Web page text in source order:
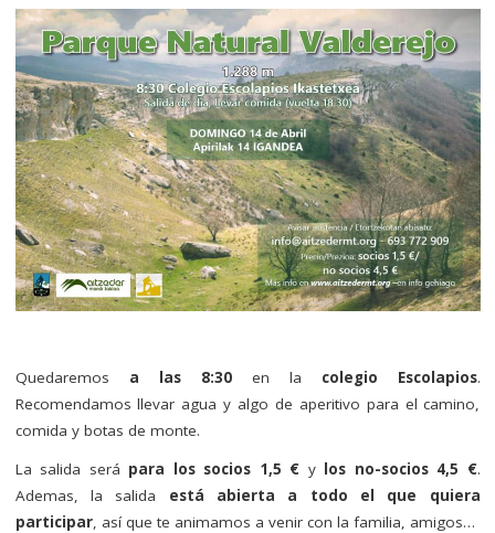
Quedaremos a las 8:30en la colegio Escolapios.
Recomendamos llevar agua y algo de aperitivo para el camino,
comida y botas de monte.
La salida será para los socios 1,5 € ylos no-socios 4,5 €.
Ademas, la salida está abierta a todo el que quiera
participar, así que te animamos a venir con la familia, amigos…